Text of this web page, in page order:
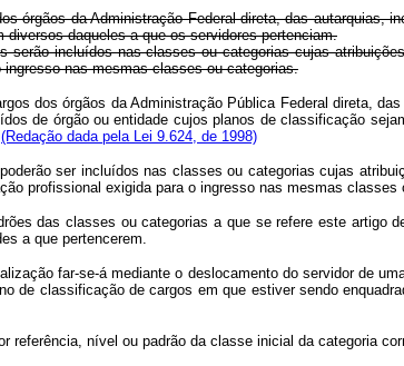
órgãos da Administração Federal direta, das
daqueles a que os servidores pertenciam.
serão incluídos nas classes ou categorias cujas
nas mesmas classes ou categorias.
dos órgãos da Administração Pública Federal direta,
de órgão ou entidade cujos planos de classificação
(Redação dada pela Lei 9.624, de 1998)
ser incluídos nas classes ou categorias cujas
profissional exigida para o ingresso nas
das classes ou categorias a que se refere este artigo
a que pertencerem.
far-se-á mediante o deslocamento do servidor de
de classificação de cargos em que estiver sendo
referência, nível ou padrão da classe inicial da categoria